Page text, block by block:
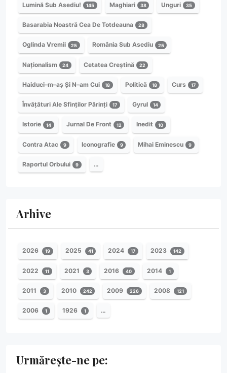
Lumină Sub Asediu! 145 Maghiari 38 Unguri 35
Basarabia Noastră Cea De Totdeauna 28
Oglinda Vremii 25 România Sub Asediu 25
Naționalism 24 Cetatea Creștină 22
Haiduci–m–aș Și N–am Cui 18 Politică 18 Curs 17
Învățături Ale Sfinților Părinți 17 Gyrul 14
Istorie 14 Jurnal De Front 12 Inedit 10
Contra Atac 9 Iconografie 9 Mihai Eminescu 9
Raportul Orbului 9 …
Arhive
2026 19 2025 41 2024 17 2023 142
2022 11 2021 3 2016 40 2014 1
2011 3 2010 242 2009 226 2008 121
2006 1 1926 1 …
Urmărește-ne pe: